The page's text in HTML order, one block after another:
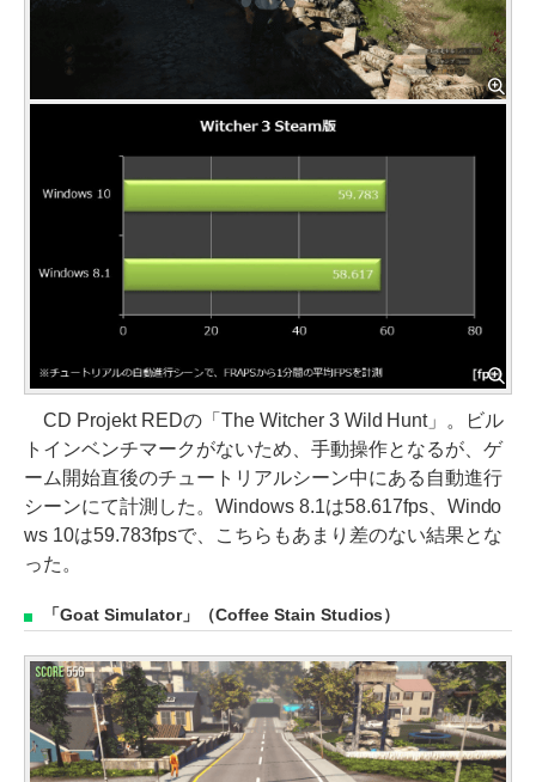
CD Projekt REDの「The Witcher 3 Wild Hunt」。ビル
トインベンチマークがないため、手動操作となるが、ゲ
ーム開始直後のチュートリアルシーン中にある自動進行
シーンにて計測した。Windows 8.1は58.617fps、Windo
ws 10は59.783fpsで、こちらもあまり差のない結果とな
った。
「Goat Simulator」（Coffee Stain Studios）